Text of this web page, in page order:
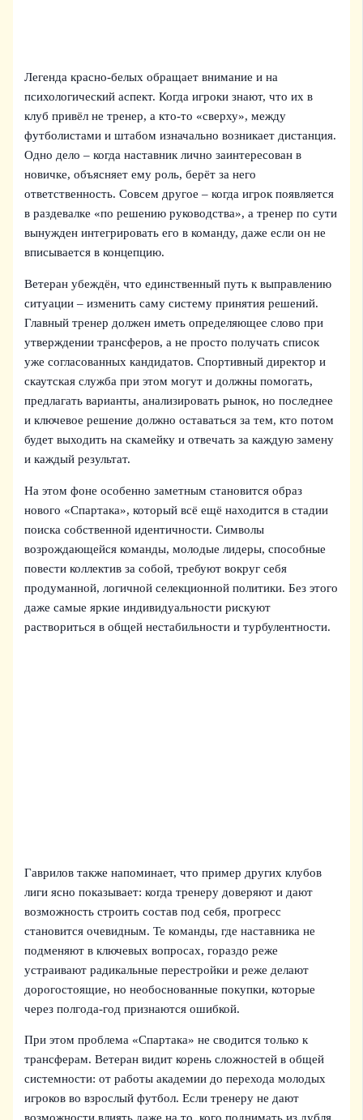
Легенда красно-белых обращает внимание и на
психологический аспект. Когда игроки знают, что их в
клуб привёл не тренер, а кто-то «сверху», между
футболистами и штабом изначально возникает дистанция.
Одно дело – когда наставник лично заинтересован в
новичке, объясняет ему роль, берёт за него
ответственность. Совсем другое – когда игрок появляется
в раздевалке «по решению руководства», а тренер по сути
вынужден интегрировать его в команду, даже если он не
вписывается в концепцию.
Ветеран убеждён, что единственный путь к выправлению
ситуации – изменить саму систему принятия решений.
Главный тренер должен иметь определяющее слово при
утверждении трансферов, а не просто получать список
уже согласованных кандидатов. Спортивный директор и
скаутская служба при этом могут и должны помогать,
предлагать варианты, анализировать рынок, но последнее
и ключевое решение должно оставаться за тем, кто потом
будет выходить на скамейку и отвечать за каждую замену
и каждый результат.
На этом фоне особенно заметным становится образ
нового «Спартака», который всё ещё находится в стадии
поиска собственной идентичности. Символы
возрождающейся команды, молодые лидеры, способные
повести коллектив за собой, требуют вокруг себя
продуманной, логичной селекционной политики. Без этого
даже самые яркие индивидуальности рискуют
раствориться в общей нестабильности и турбулентности.
Гаврилов также напоминает, что пример других клубов
лиги ясно показывает: когда тренеру доверяют и дают
возможность строить состав под себя, прогресс
становится очевидным. Те команды, где наставника не
подменяют в ключевых вопросах, гораздо реже
устраивают радикальные перестройки и реже делают
дорогостоящие, но необоснованные покупки, которые
через полгода-год признаются ошибкой.
При этом проблема «Спартака» не сводится только к
трансферам. Ветеран видит корень сложностей в общей
системности: от работы академии до перехода молодых
игроков во взрослый футбол. Если тренеру не дают